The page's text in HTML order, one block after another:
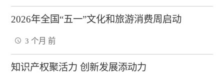
2026年全国“五一”文化和旅游消费周启动
3 个月 前
知识产权聚活力 创新发展添动力